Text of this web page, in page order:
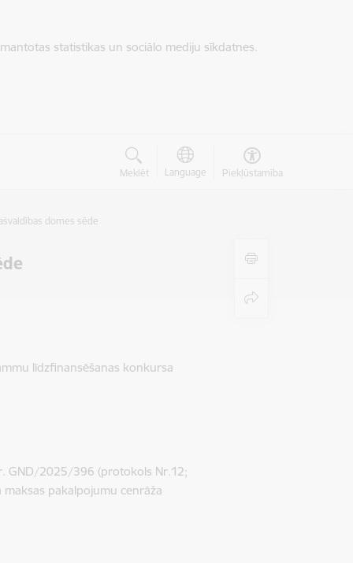
statistikas un sociālo mediju sīkdatnes.
Meklēt Language Piekļūstamība
domes sēde
līdzfinansēšanas konkursa
GND/2025/396 (protokols Nr.12;
pakalpojumu cenrāža